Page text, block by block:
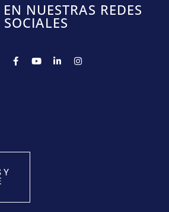
NUESTRAS REDES
SOCIALES
Y